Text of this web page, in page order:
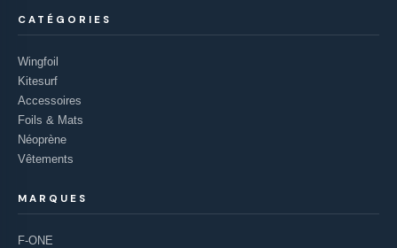
CATÉGORIES
Wingfoil
Kitesurf
Accessoires
Foils & Mats
Néoprène
Vêtements
MARQUES
F-ONE